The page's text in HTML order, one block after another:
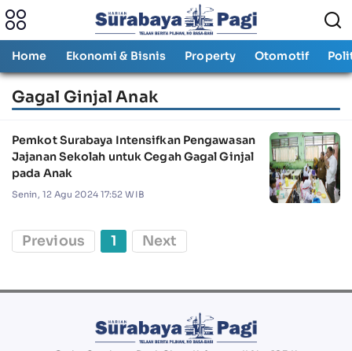
Home Ekonomi & Bisnis Property Otomotif
Gagal Ginjal Anak
Pemkot Surabaya Intensifkan Pengawasan
Jajanan Sekolah untuk Cegah Gagal Ginjal
pada Anak
Senin, 12 Agu 2024 17:52 WIB
Previous 1 Next